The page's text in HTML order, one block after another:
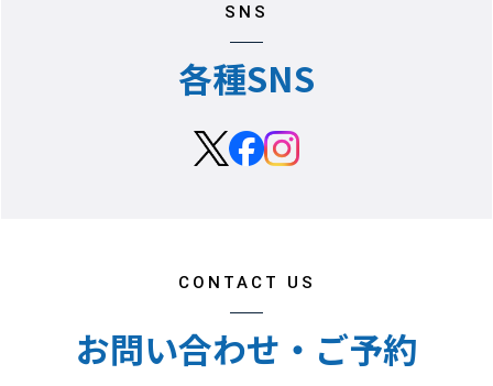
担当店舗・スタッフまでお申し出いただきますようお願い
【ホテルでの喫煙事情について】 アメリカ・カナダでは禁
景観が損なわれる場合があります。なお、禁煙ルームでの
【未成年者のみでの宿泊に関するご注意】
SNS
各種SNS
CONTACT US
お問い合わせ・ご予約